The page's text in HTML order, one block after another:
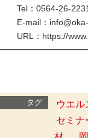
Tel：0564-26-
E-mail：info@oka-
URL：https://
タグ ウエ
セミナ